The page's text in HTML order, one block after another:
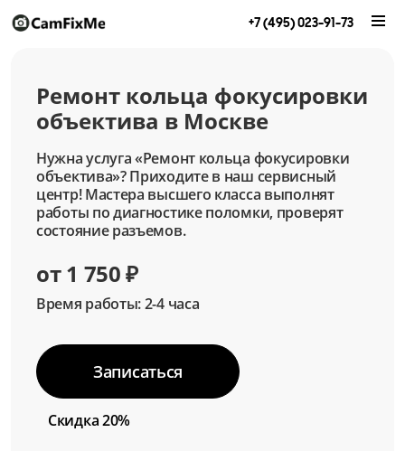
+7 (495) 023-91-73
Ремонт кольца фокусировки
объектива в Москве
Нужна услуга «Ремонт кольца фокусировки
объектива»? Приходите в наш сервисный
центр! Мастера высшего класса выполнят
работы по диагностике поломки, проверят
состояние разъемов.
от 1 750 ₽
Время работы: 2-4 часа
Записаться
Скидка 20%